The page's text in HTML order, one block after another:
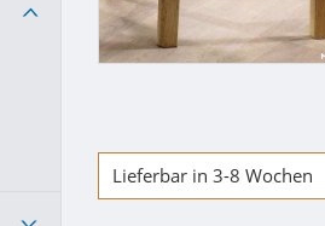
Lieferbar in 3-8 Wochen